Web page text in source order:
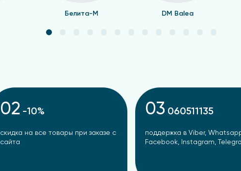
Белита-М DM Balea
02 -10%
скидка на все товары при заказе с
сайта
03 060511135
поддержка в Viber,
Facebook, Instagram,